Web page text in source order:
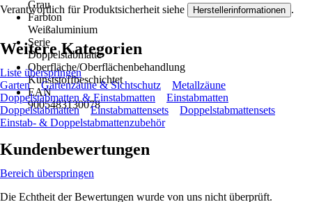
Grau
Farbton
Weißaluminium
Serie
Doppelstabmatte
Oberfläche/Oberflächenbehandlung
Kunststoffbeschichtet
EAN
9005483130078
Verantwortlich für Produktsicherheit siehe Herstellerinformationen .
Weitere Kategorien
Liste überspringen
Garten
Gartenzäune & Sichtschutz
Metallzäune
Doppelstabmatten & Einstabmatten
Einstabmatten
Doppelstabmatten
Einstabmattensets
Doppelstabmattensets
Einstab- & Doppelstabmattenzubehör
Kundenbewertungen
Bereich überspringen
Die Echtheit der Bewertungen wurde von uns nicht überprüft.